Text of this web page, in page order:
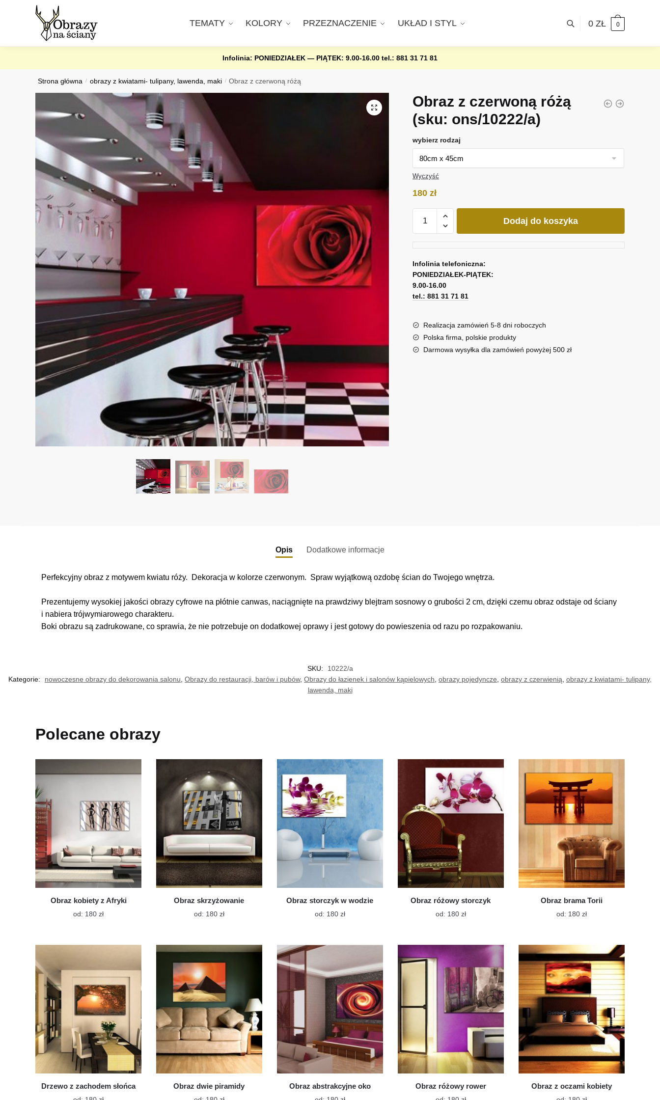
TEMATY KOLORY PRZEZNACZENIE UKŁAD I STYL 0 ZŁ 0
Infolinia: PONIEDZIAŁEK — PIĄTEK: 9.00-16.00 tel.: 881 31 71 81
Strona główna / obrazy z kwiatami- tulipany, lawenda, maki / Obraz z czerwoną różą
Obraz z czerwoną różą
(sku: ons/10222/a)
wybierz rodzaj
Wyczyść
180 zł
Obraz
różą
Dodaj do koszyka
Infolinia telefoniczna:
PONIEDZIAŁEK-PIĄTEK:
9.00-16.00
tel.: 881 31 71 81
Realizacja zamówień 5-8 dni roboczych
Polska firma, polskie produkty
Darmowa wysyłka dla zamówień powyżej 500 zł
Opis Dodatkowe informacje
Perfekcyjny obraz z motywem kwiatu róży. Dekoracja w kolorze czerwonym. Spraw wyjątkową ozdobę ścian do Twojego wnętrza.
Prezentujemy wysokiej jakości obrazy cyfrowe na płótnie canwas, naciągnięte na prawdziwy blejtram sosnowy o grubości 2 cm, dzięki czemu obraz odstaje od ściany
i nabiera trójwymiarowego charakteru.
Boki obrazu są zadrukowane, co sprawia, że nie potrzebuje on dodatkowej oprawy i jest gotowy do powieszenia od razu po rozpakowaniu.
SKU:
10222/a
Kategorie:
nowoczesne obrazy do dekorowania salonu Obrazy do restauracji, barów i pubów, Obrazy do łazienek i salonów kąpielowych obrazy pojedyncze obrazy z czerwienią obrazy z kwiatami- tulipany,
lawenda, maki
Polecane obrazy
Obraz kobiety z Afryki
od: 180 złTen
wiele
można
wybrać
na
stronie
produktu
Obraz skrzyżowanie
od: 180 złTen
wiele
wybrać
na
stronie
produktu
Obraz storczyk w wodzie
od: 180 złTen
wiele
Opcje
można
wybrać
na
stronie
produktu
Obraz różowy storczyk
od: 180 złTen
wiele
Opcje
można
wybrać
na
stronie
Obraz brama Torii
od: 180 złTen
wiele
wariantów.
Opcje
można
wybrać
na
stronie
produktu
Drzewo z zachodem słońca Obraz dwie piramidy Obraz abstrakcyjne oko Obraz różowy rower Obraz z oczami kobiety